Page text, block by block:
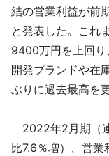
結の営業利益が前
と発表した。これ
9400万円を上回
開発ブランドや在
ぶりに過去最高を
2022年2月期（
比7.6％増）、営